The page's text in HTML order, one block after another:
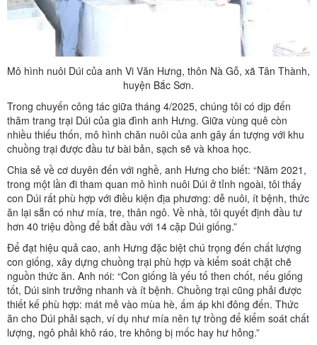
Mô hình nuôi Dúi của anh Vi Văn Hưng, thôn Nà Gỗ, xã Tân Thành,
huyện Bắc Sơn.
Trong chuyến công tác giữa tháng 4/2025, chúng tôi có dịp đến
thăm trang trại Dúi của gia đình anh Hưng. Giữa vùng quê còn
nhiều thiếu thốn, mô hình chăn nuôi của anh gây ấn tượng với khu
chuồng trại được đầu tư bài bản, sạch sẽ và khoa học.
Chia sẻ về cơ duyên đến với nghề, anh Hưng cho biết: “Năm 2021,
trong một lần đi tham quan mô hình nuôi Dúi ở tỉnh ngoài, tôi thấy
con Dúi rất phù hợp với điều kiện địa phương: dễ nuôi, ít bệnh, thức
ăn lại sẵn có như mía, tre, thân ngô. Về nhà, tôi quyết định đầu tư
hơn 40 triệu đồng để bắt đầu với 14 cặp Dúi giống.”
Để đạt hiệu quả cao, anh Hưng đặc biệt chú trọng đến chất lượng
con giống, xây dựng chuồng trại phù hợp và kiểm soát chặt chẽ
nguồn thức ăn. Anh nói: “Con giống là yếu tố then chốt, nếu giống
tốt, Dúi sinh trưởng nhanh và ít bệnh. Chuồng trại cũng phải được
thiết kế phù hợp: mát mẻ vào mùa hè, ấm áp khi đông đến. Thức
ăn cho Dúi phải sạch, ví dụ như mía nên tự trồng để kiểm soát chất
lượng, ngô phải khô ráo, tre không bị mốc hay hư hỏng.”